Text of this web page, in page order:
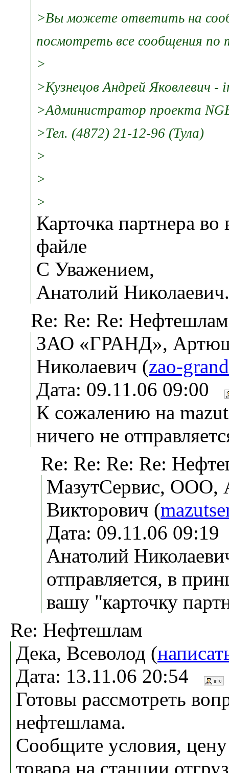
>Вы можете ответить на
посмотреть все сообщения по
>
>Кузнецов Андрей Яковлевич -
>Администратор проекта
>Тел. (4872) 21-12-96 (Тула)
>
>
>
Карточка партнера
файле
С Уважением,
Анатолий Николаевич.
Re: Re: Re: Нефтешлам
ЗАО «ГРАНД»,
Николаевич (zao-
Дата: 09.11.06 09:00
К сожалению на
ничего не
Re: Re: Re: Re:
МазутСервис, ООО,
Викторович (
Дата: 09.11.06
Анатолий
отправляется, в
вашу "карточку
Re: Нефтешлам
Дека, Всеволод (
Дата: 13.11.06 20:54
Готовы рассмотреть
нефтешлама.
Сообщите условия, цену
товара на станции